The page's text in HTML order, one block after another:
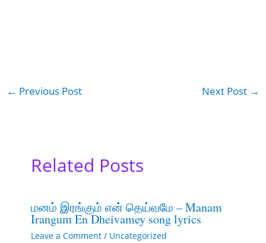
← Previous Post Next Post →
Related Posts
மனம் இரங்கும் என் தெய்வமே – Manam
Irangum En Dheivamey song lyrics
Leave a Comment / Uncategorized